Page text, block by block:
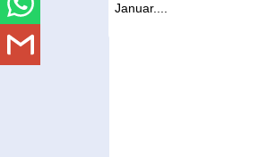
Januar....